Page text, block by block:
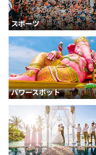
スポーツ
パワースポット